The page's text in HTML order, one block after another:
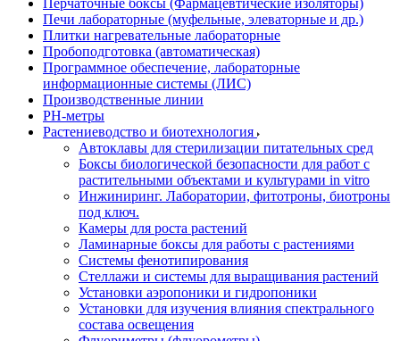
Перчаточные боксы (Фармацевтические изоляторы)
Печи лабораторные (муфельные, элеваторные и др.)
Плитки нагревательные лабораторные
Пробоподготовка (автоматическая)
Программное обеспечение, лабораторные
информационные системы (ЛИС)
Производственные линии
РH-метры
Растениеводство и биотехнология
Автоклавы для стерилизации питательных сред
Боксы биологической безопасности для работ с
растительными объектами и культурами in vitro
Инжиниринг. Лаборатории, фитотроны, биотроны
под ключ.
Камеры для роста растений
Ламинарные боксы для работы с растениями
Системы фенотипирования
Стеллажи и системы для выращивания растений
Установки аэропоники и гидропоники
Установки для изучения влияния спектрального
состава освещения